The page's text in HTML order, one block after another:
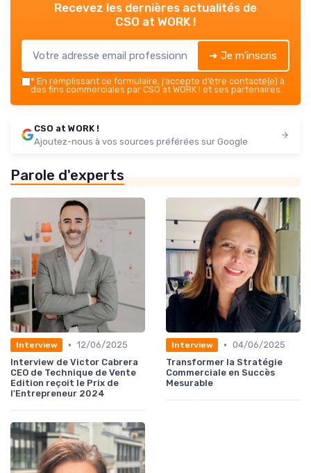
Recevez les dernières actualités de
CSO at WORK !
➔ Je m'inscris
* En remplissant ce formulaire, j’accepte d’être contacté(e) à
des fins commerciales par CSO at WORK ! et ses partenaires.
CSO at WORK !
Ajoutez-nous à vos sources préférées sur Google
Parole d'experts
Interview • 12/06/2025
Interview de Victor Cabrera
CEO de Technique de Vente
Edition reçoit le Prix de
l'Entrepreneur 2024
Interview • 04/06/2025
Transformer la Stratégie
Commerciale en Succès
Mesurable